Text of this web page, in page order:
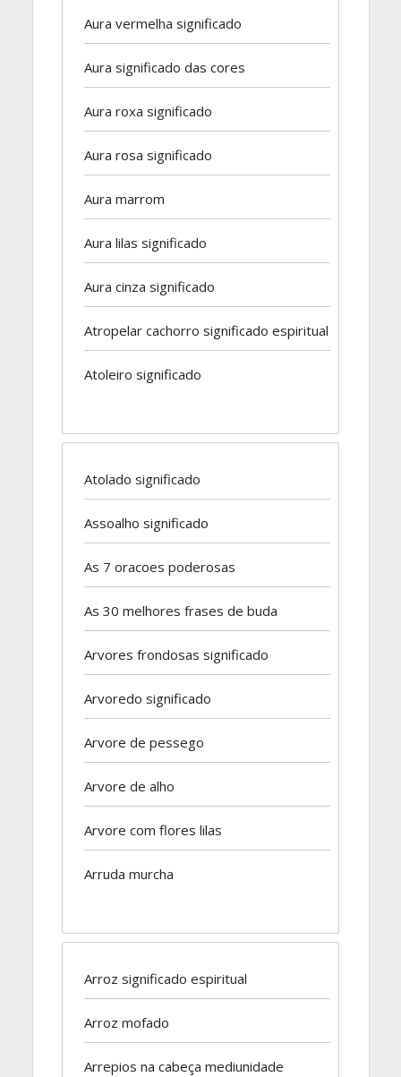
Aura vermelha significado
Aura significado das cores
Aura roxa significado
Aura rosa significado
Aura marrom
Aura lilas significado
Aura cinza significado
Atropelar cachorro significado espiritual
Atoleiro significado
Atolado significado
Assoalho significado
As 7 oracoes poderosas
As 30 melhores frases de buda
Arvores frondosas significado
Arvoredo significado
Arvore de pessego
Arvore de alho
Arvore com flores lilas
Arruda murcha
Arroz significado espiritual
Arroz mofado
Arrepios na cabeça mediunidade